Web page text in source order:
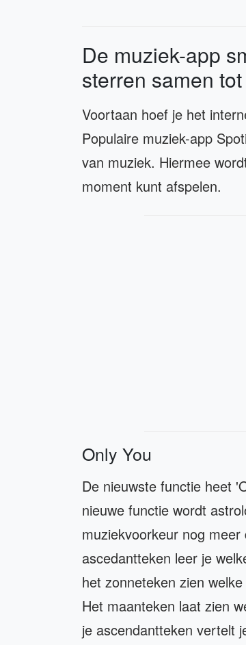
De muziek-app
sterren samen
Voortaan hoef je het
Populaire muziek-app
van muziek. Hiermee
moment kunt afspelen.
Only You
De nieuwste functie heet
nieuwe functie wordt
muziekvoorkeur nog
ascedantteken leer je
het zonneteken zien
Het maanteken laat zien
je ascendantteken vertelt